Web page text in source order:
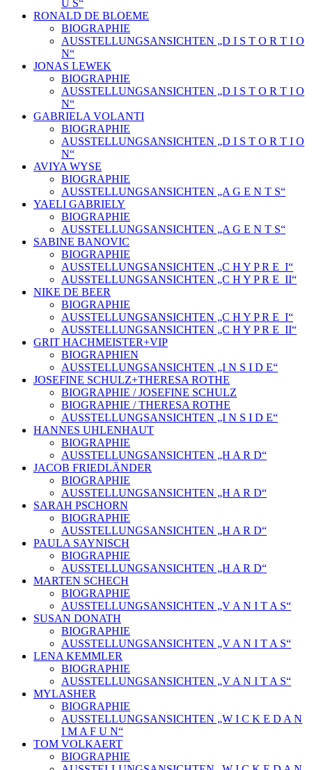
U S“
RONALD DE BLOEME
BIOGRAPHIE
AUSSTELLUNGSANSICHTEN „D I S T O R T I O
N“
JONAS LEWEK
BIOGRAPHIE
AUSSTELLUNGSANSICHTEN „D I S T O R T I O
N“
GABRIELA VOLANTI
BIOGRAPHIE
AUSSTELLUNGSANSICHTEN „D I S T O R T I O
N“
AVIYA WYSE
BIOGRAPHIE
AUSSTELLUNGSANSICHTEN „A G E N T S“
YAELI GABRIELY
BIOGRAPHIE
AUSSTELLUNGSANSICHTEN „A G E N T S“
SABINE BANOVIC
BIOGRAPHIE
AUSSTELLUNGSANSICHTEN „C H Y P R E_I“
AUSSTELLUNGSANSICHTEN „C H Y P R E_II“
NIKE DE BEER
BIOGRAPHIE
AUSSTELLUNGSANSICHTEN „C H Y P R E_I“
AUSSTELLUNGSANSICHTEN „C H Y P R E_II“
GRIT HACHMEISTER+VIP
BIOGRAPHIEN
AUSSTELLUNGSANSICHTEN „I N S I D E“
JOSEFINE SCHULZ+THERESA ROTHE
BIOGRAPHIE / JOSEFINE SCHULZ
BIOGRAPHIE / THERESA ROTHE
AUSSTELLUNGSANSICHTEN „I N S I D E“
HANNES UHLENHAUT
BIOGRAPHIE
AUSSTELLUNGSANSICHTEN „H A R D“
JACOB FRIEDLÄNDER
BIOGRAPHIE
AUSSTELLUNGSANSICHTEN „H A R D“
SARAH PSCHORN
BIOGRAPHIE
AUSSTELLUNGSANSICHTEN „H A R D“
PAULA SAYNISCH
BIOGRAPHIE
AUSSTELLUNGSANSICHTEN „H A R D“
MARTEN SCHECH
BIOGRAPHIE
AUSSTELLUNGSANSICHTEN „V A N I T A S“
SUSAN DONATH
BIOGRAPHIE
AUSSTELLUNGSANSICHTEN „V A N I T A S“
LENA KEMMLER
BIOGRAPHIE
AUSSTELLUNGSANSICHTEN „V A N I T A S“
MYLASHER
BIOGRAPHIE
AUSSTELLUNGSANSICHTEN „W I C K E D A N
I M A F U N“
TOM VOLKAERT
BIOGRAPHIE